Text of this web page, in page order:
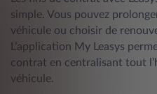
simple. Vous pouvez
véhicule ou choisir de
L’application My Leasys
contrat en centralisant tout
véhicule.